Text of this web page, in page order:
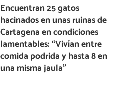
Encuentran 25 gatos
hacinados en unas ruinas de
Cartagena en condiciones
lamentables: “Vivían entre
comida podrida y hasta 8 en
una misma jaula”